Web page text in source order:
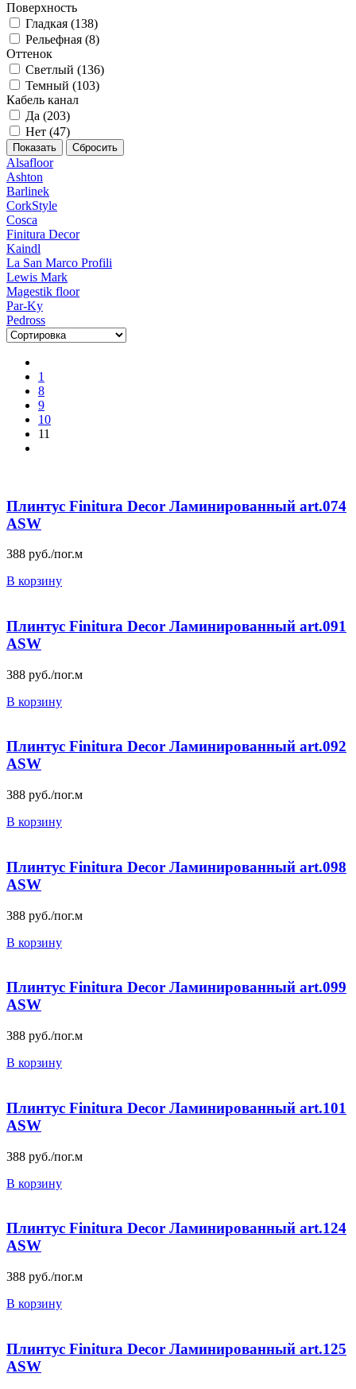
Поверхность
Гладкая (138)
Рельефная (8)
Оттенок
Светлый (136)
Темный (103)
Кабель канал
Да (203)
Нет (47)
Alsafloor
Ashton
Barlinek
CorkStyle
Cosca
Finitura Decor
Kaindl
La San Marco Profili
Lewis Mark
Magestik floor
Par-Ky
Pedross
1
8
9
10
11
Плинтус Finitura Decor Ламинированный art.074
ASW
388 руб./пог.м
В корзину
Плинтус Finitura Decor Ламинированный art.091
ASW
388 руб./пог.м
В корзину
Плинтус Finitura Decor Ламинированный art.092
ASW
388 руб./пог.м
В корзину
Плинтус Finitura Decor Ламинированный art.098
ASW
388 руб./пог.м
В корзину
Плинтус Finitura Decor Ламинированный art.099
ASW
388 руб./пог.м
В корзину
Плинтус Finitura Decor Ламинированный art.101
ASW
388 руб./пог.м
В корзину
Плинтус Finitura Decor Ламинированный art.124
ASW
388 руб./пог.м
В корзину
Плинтус Finitura Decor Ламинированный art.125
ASW